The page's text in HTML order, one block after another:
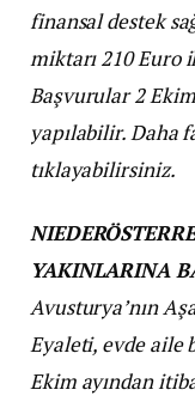
finansal destek
miktarı 210 Euro
Başvurular 2
yapılabilir.Daha
tıklayabilirsiniz.
YAKINLARINA
Avusturya’nın
Eyaleti, evde aile
Ekim ayından